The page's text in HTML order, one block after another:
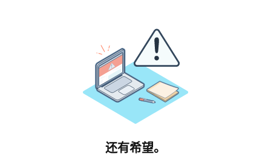
还有希望。